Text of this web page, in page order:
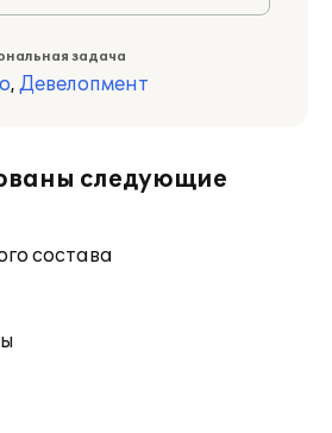
задача
, Девелопмент
следующие
состава